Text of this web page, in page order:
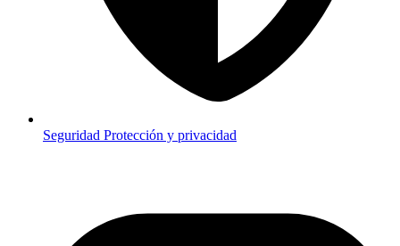
Seguridad Protección y privacidad